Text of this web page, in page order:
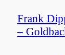
Frank
–